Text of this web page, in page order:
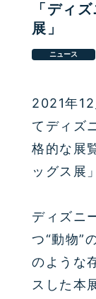
「ディ
展」
ニュース
2021年
てディズ
格的な展
ッグス展
ディズニ
つ“動物”
のような
スした本